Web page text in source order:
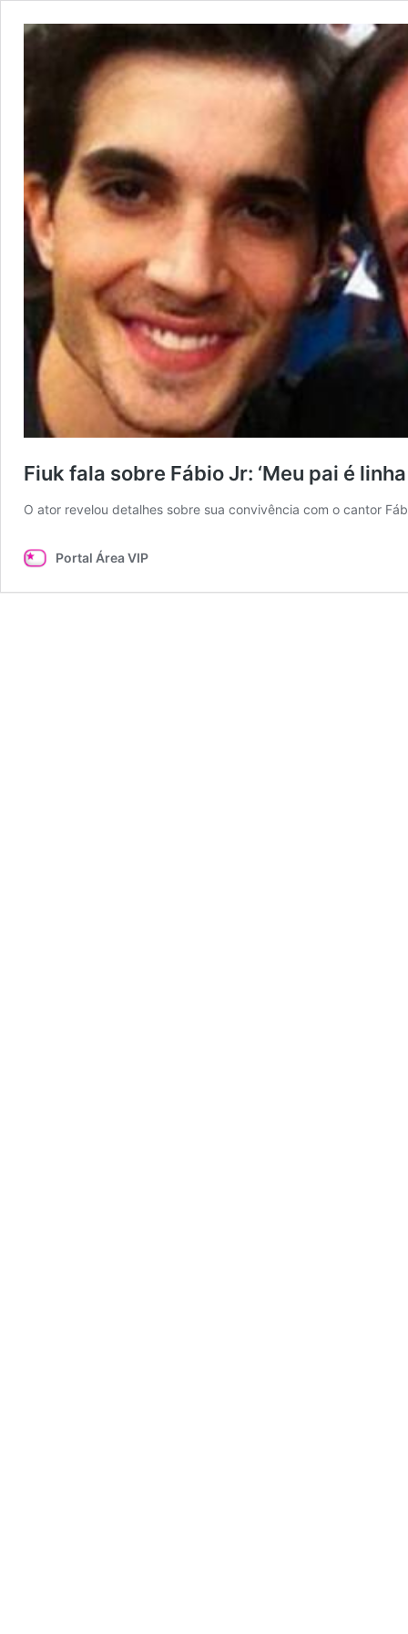
Fiuk fala sobre Fábio Jr: ‘Meu pai é linha
O ator revelou detalhes sobre sua convivência com o cantor
Portal Área VIP